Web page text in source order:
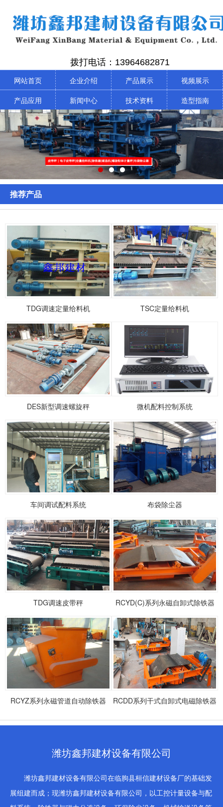
拨打电话：13964682871
网站首页
企业介绍 产品展示
视频展示
产品应用
新闻中心 技术资料 造型指南
推荐产品
TDG调速定量给料机 TSC定量给料机
DES新型调速螺旋秤 微机配料控制系统
车间调试配料系统 布袋除尘器
TDG调速皮带秤 RCYD(C)系列永磁自卸式除铁器
RCYZ系列永磁管道自动除铁器 RCDD系列干式自卸式电磁除铁器
潍坊鑫邦建材设备有限公司
潍坊鑫邦建材设备有限公司在临朐县桓信建材设备厂的基础发
展组建而成；现潍坊鑫邦建材设备有限公司，以工控计量设备与配